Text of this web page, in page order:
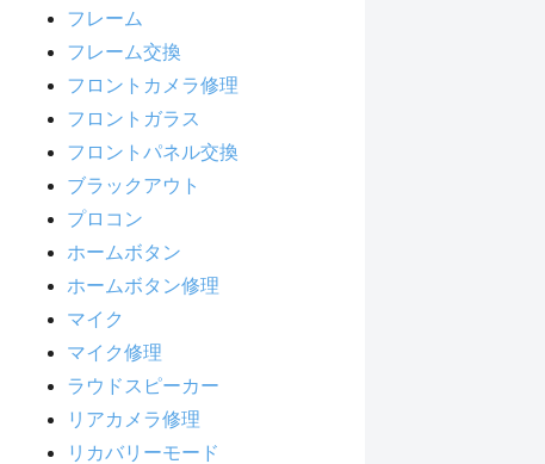
フレーム
フレーム交換
フロントカメラ修理
フロントガラス
フロントパネル交換
ブラックアウト
プロコン
ホームボタン
ホームボタン修理
マイク
マイク修理
ラウドスピーカー
リアカメラ修理
リカバリーモード